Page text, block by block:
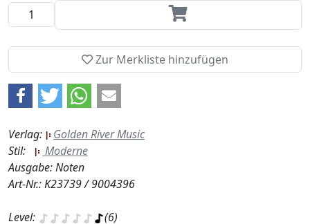
Verlag:
Golden River Music
Stil:
Moderne
Ausgabe: Noten
Art-Nr.: K23739 / 9004396
Level: (6)
Zur Merkliste hinzufügen